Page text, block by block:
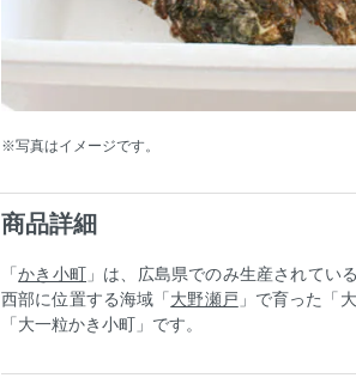
※写真はイメージです。
商品詳細
「かき小町 」は、広島県でのみ生産されてい
西部に位置する海域「 大野瀬戸 」で育った「
「大一粒かき小町」です。